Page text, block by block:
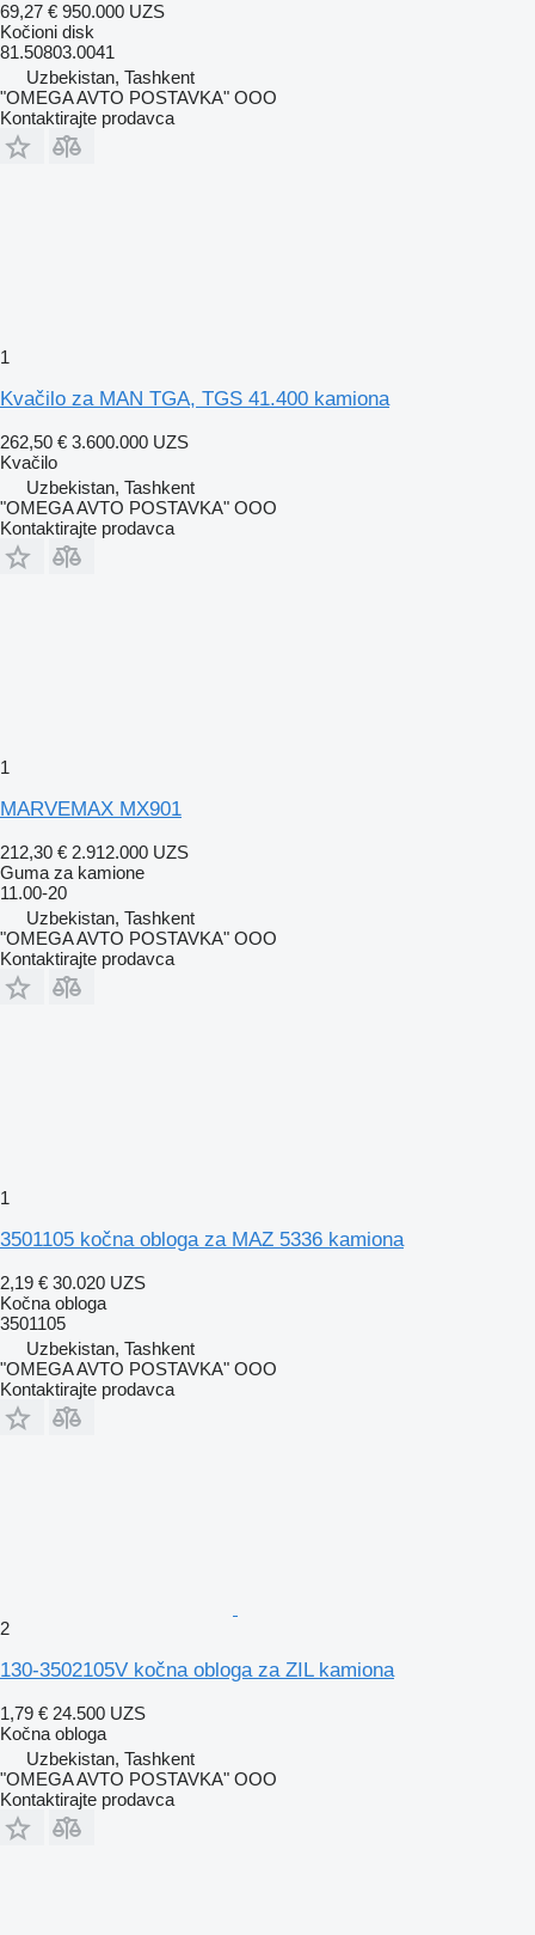
69,27 € 950.000 UZS
Kočioni disk
81.50803.0041
Uzbekistan, Tashkent
"OMEGA AVTO POSTAVKA" OOO
Kontaktirajte prodavca
1
Kvačilo za MAN TGA, TGS 41.400 kamiona
262,50 € 3.600.000 UZS
Kvačilo
Uzbekistan, Tashkent
"OMEGA AVTO POSTAVKA" OOO
Kontaktirajte prodavca
1
MARVEMAX MX901
212,30 € 2.912.000 UZS
Guma za kamione
11.00-20
Uzbekistan, Tashkent
"OMEGA AVTO POSTAVKA" OOO
Kontaktirajte prodavca
1
3501105 kočna obloga za MAZ 5336 kamiona
2,19 € 30.020 UZS
Kočna obloga
3501105
Uzbekistan, Tashkent
"OMEGA AVTO POSTAVKA" OOO
Kontaktirajte prodavca
2
130-3502105V kočna obloga za ZIL kamiona
1,79 € 24.500 UZS
Kočna obloga
Uzbekistan, Tashkent
"OMEGA AVTO POSTAVKA" OOO
Kontaktirajte prodavca